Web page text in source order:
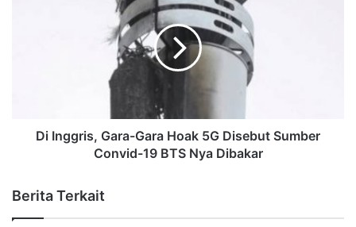
Di Inggris, Gara-Gara Hoak 5G Disebut Sumber
Convid-19 BTS Nya Dibakar
Berita Terkait